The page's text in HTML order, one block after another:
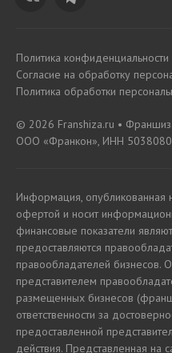
Политика конфиденциальности
Согласие на обработку
Политика обработки
© 2026 Franshiza.ru •
ООО «Франкон», ИНН
Информация, опубликованная
офертой и носит
финансовые показатели
предоставляются
правообладателей бизнесов.
представителем
размещенных бизнесов
ответственности за
предоставленной
действия. Представленная на